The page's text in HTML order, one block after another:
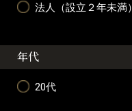
法人（設立２年未満）
年代
20代